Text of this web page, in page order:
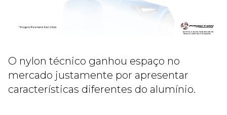
O nylon técnico ganhou espaço no
mercado justamente por apresentar
características diferentes do alumínio.